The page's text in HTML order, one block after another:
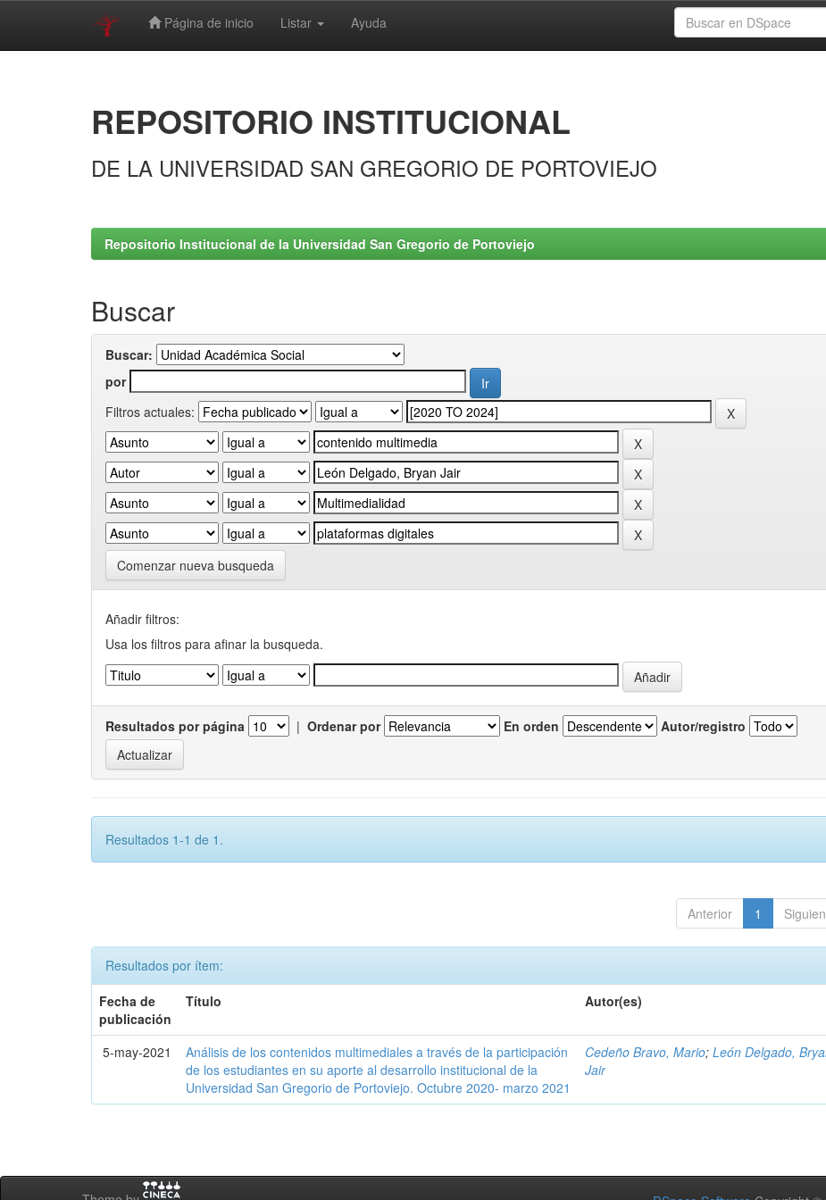
Página de inicio Listar Ayuda
REPOSITORIO INSTITUCIONAL
DE LA UNIVERSIDAD SAN GREGORIO DE PORTOVIEJO
Repositorio Institucional de la Universidad San Gregorio de Portoviejo
Buscar
Buscar:
por
Filtros actuales:
Comenzar nueva busqueda
Añadir filtros:
Usa los filtros para afinar la busqueda.
Resultados por página | Ordenar por En orden Autor/registro
Resultados 1-1 de 1.
Anterior 1
Resultados por ítem:
Fecha de
publicación
Título Autor(es)
5-may-2021
Análisis de los contenidos multimediales a través de la participación
de los estudiantes en su aporte al desarrollo institucional de la
Universidad San Gregorio de Portoviejo. Octubre 2020- marzo 2021
Cedeño Bravo, Mario;León Delgado,
Jair